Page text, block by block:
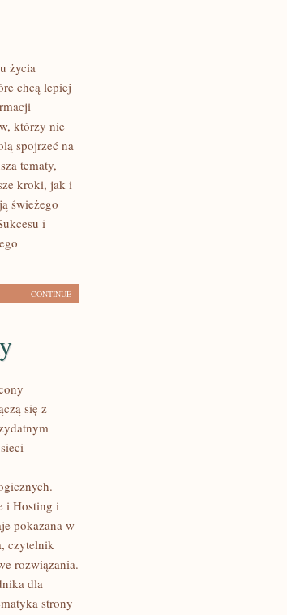
życia
chcą lepiej
którzy nie
spojrzeć na
tematy,
kroki, jak i
świeżego
i
CONTINUE
się z
i Hosting i
pokazana w
czytelnik
rozwiązania.
dla
strony